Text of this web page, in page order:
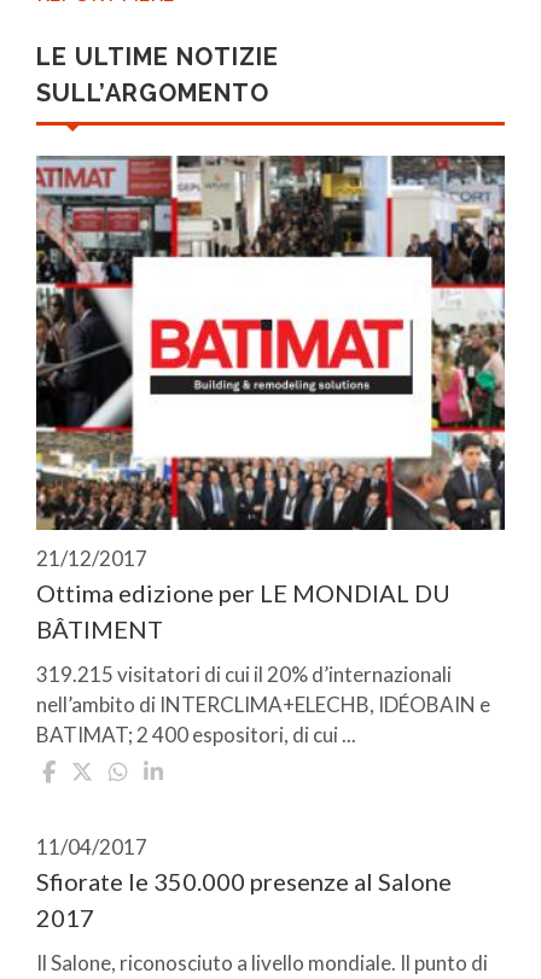
LE ULTIME NOTIZIE
SULL’ARGOMENTO
21/12/2017
Ottima edizione per LE MONDIAL DU
BÂTIMENT
319.215 visitatori di cui il 20% d’internazionali
nell’ambito di INTERCLIMA+ELECHB, IDÉOBAIN e
BATIMAT; 2 400 espositori, di cui ...
11/04/2017
Sfiorate le 350.000 presenze al Salone
2017
Il Salone, riconosciuto a livello mondiale. Il punto di